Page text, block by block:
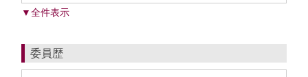
▼全件表示
委員歴